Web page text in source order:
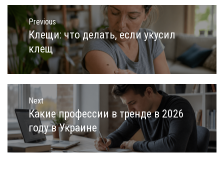
Навигация
по
записям
Previous
Previous
post:
Клещи: что делать, если укусил
клещ
Next
Next
post:
Какие профессии в тренде в 2026
году в Украине